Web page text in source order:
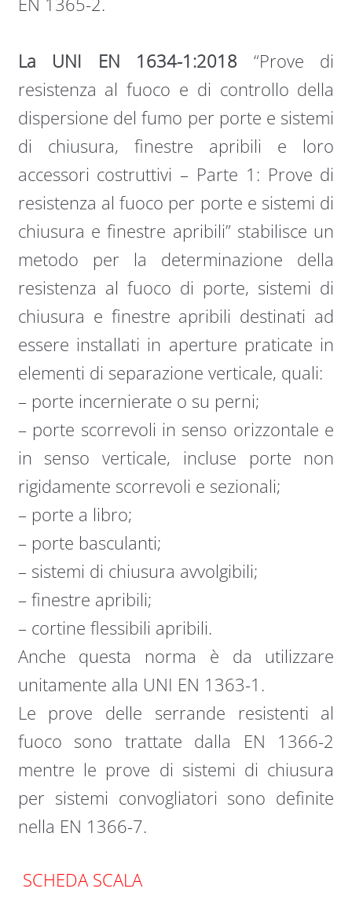
La UNI EN 1634-1:2018 “Prove di
resistenza al fuoco e di controllo della
dispersione del fumo per porte e sistemi
di chiusura, finestre apribili e loro
accessori costruttivi – Parte 1: Prove di
resistenza al fuoco per porte e sistemi di
chiusura e finestre apribili” stabilisce un
metodo per la determinazione della
resistenza al fuoco di porte, sistemi di
chiusura e finestre apribili destinati ad
essere installati in aperture praticate in
elementi di separazione verticale, quali:
– porte incernierate o su perni;
– porte scorrevoli in senso orizzontale e
in senso verticale, incluse porte non
rigidamente scorrevoli e sezionali;
– porte a libro;
– porte basculanti;
– sistemi di chiusura avvolgibili;
– finestre apribili;
– cortine flessibili apribili.
Anche questa norma è da utilizzare
unitamente alla UNI EN 1363-1.
Le prove delle serrande resistenti al
fuoco sono trattate dalla EN 1366-2
mentre le prove di sistemi di chiusura
per sistemi convogliatori sono definite
nella EN 1366-7.
SCHEDA SCALA